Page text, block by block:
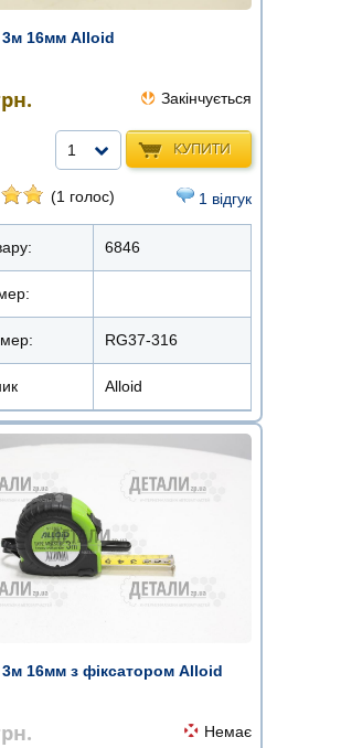
3м 16мм Alloid
Закінчується
КУПИТИ
1
(1 голос) 1 відгук
6846
RG37-316
Alloid
3м 16мм з фіксатором Alloid
Немає